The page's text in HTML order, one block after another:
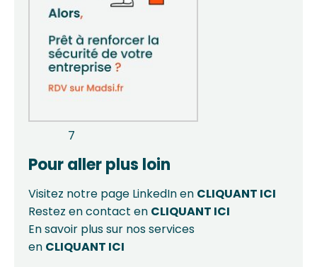
7
Pour aller plus loin
Visitez notre page LinkedIn en CLIQUANT ICI
Restez en contact en CLIQUANT ICI
En savoir plus sur nos services
en CLIQUANT ICI